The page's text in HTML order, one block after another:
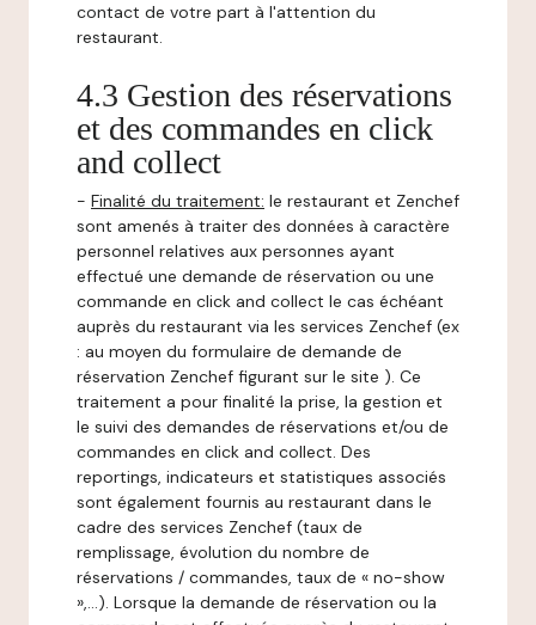
contact de votre part à l'attention du
restaurant.
4.3 Gestion des réservations
et des commandes en click
and collect
- Finalité du traitement: le restaurant et Zenchef
sont amenés à traiter des données à caractère
personnel relatives aux personnes ayant
effectué une demande de réservation ou une
commande en click and collect le cas échéant
auprès du restaurant via les services Zenchef (ex
: au moyen du formulaire de demande de
réservation Zenchef figurant sur le site ). Ce
traitement a pour finalité la prise, la gestion et
le suivi des demandes de réservations et/ou de
commandes en click and collect. Des
reportings, indicateurs et statistiques associés
sont également fournis au restaurant dans le
cadre des services Zenchef (taux de
remplissage, évolution du nombre de
réservations / commandes, taux de « no-show
»,…). Lorsque la demande de réservation ou la